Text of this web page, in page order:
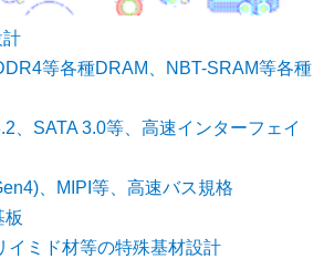
計
等各種DRAM、NBT-SRAM等各種
、SATA 3.0等、高速インターフェイ
、MIPI等、高速バス規格
板
イミド材等の特殊基材設計